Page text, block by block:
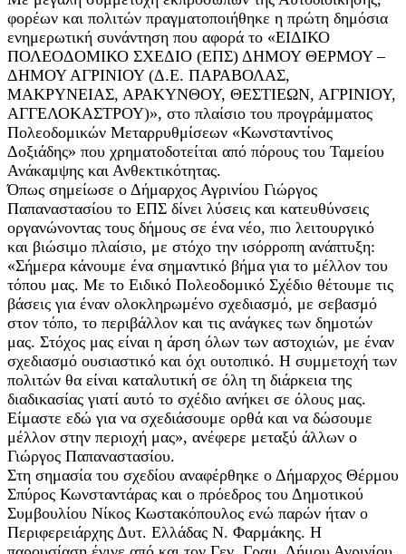
φορέων και πολιτών πραγματοποιήθηκε η πρώτη δημόσια
ενημερωτική συνάντηση που αφορά το «ΕΙΔΙΚΟ
ΠΟΛΕΟΔΟΜΙΚΟ ΣΧΕΔΙΟ (ΕΠΣ) ΔΗΜΟΥ ΘΕΡΜΟΥ –
ΔΗΜΟΥ ΑΓΡΙΝΙΟΥ (Δ.Ε. ΠΑΡΑΒΟΛΑΣ,
ΜΑΚΡΥΝΕΙΑΣ, ΑΡΑΚΥΝΘΟΥ, ΘΕΣΤΙΕΩΝ, ΑΓΡΙΝΙΟΥ,
ΑΓΓΕΛΟΚΑΣΤΡΟΥ)», στο πλαίσιο του προγράμματος
Πολεοδομικών Μεταρρυθμίσεων «Κωνσταντίνος
Δοξιάδης» που χρηματοδοτείται από πόρους του Ταμείου
Ανάκαμψης και Ανθεκτικότητας.
Όπως σημείωσε ο Δήμαρχος Αγρινίου Γιώργος
Παπαναστασίου το ΕΠΣ δίνει λύσεις και κατευθύνσεις
οργανώνοντας τους δήμους σε ένα νέο, πιο λειτουργικό
και βιώσιμο πλαίσιο, με στόχο την ισόρροπη ανάπτυξη:
«Σήμερα κάνουμε ένα σημαντικό βήμα για το μέλλον του
τόπου μας. Με το Ειδικό Πολεοδομικό Σχέδιο θέτουμε τις
βάσεις για έναν ολοκληρωμένο σχεδιασμό, με σεβασμό
στον τόπο, το περιβάλλον και τις ανάγκες των δημοτών
μας. Στόχος μας είναι η άρση όλων των αστοχιών, με έναν
σχεδιασμό ουσιαστικό και όχι ουτοπικό. Η συμμετοχή των
πολιτών θα είναι καταλυτική σε όλη τη διάρκεια της
διαδικασίας γιατί αυτό το σχέδιο ανήκει σε όλους μας.
Είμαστε εδώ για να σχεδιάσουμε ορθά και να δώσουμε
μέλλον στην περιοχή μας», ανέφερε μεταξύ άλλων ο
Γιώργος Παπαναστασίου.
Στη σημασία του σχεδίου αναφέρθηκε ο Δήμαρχος Θέρμου
Σπύρος Κωνσταντάρας και ο πρόεδρος του Δημοτικού
Συμβουλίου Νίκος Κωστακόπουλος ενώ παρών ήταν ο
Περιφερειάρχης Δυτ. Ελλάδας Ν. Φαρμάκης. Η